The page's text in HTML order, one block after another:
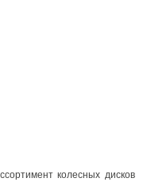
колесных дисков